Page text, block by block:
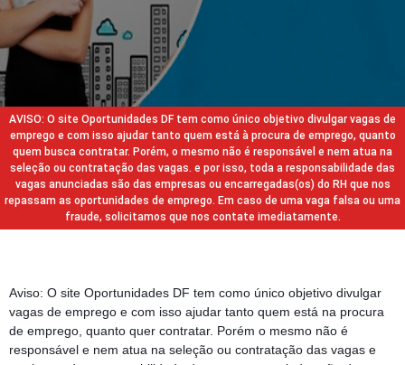
AVISO: O site Oportunidades DF tem como único objetivo divulgar vagas de
emprego e com isso ajudar tanto quem está à procura de emprego, quanto
quem busca contratar. Porém, o mesmo não é responsável e nem atua na
seleção ou contratação das vagas. e por isso, toda a responsabilidade das
vagas anunciadas são das empresas ou encarregadas(os) do RH que nos
repassam as oportunidades de emprego. Em caso de uma vaga falsa ou uma
fraude, solicitamos que nos contate imediatamente.
Aviso: O site Oportunidades DF tem como único objetivo divulgar
vagas de emprego e com isso ajudar tanto quem está na procura
de emprego, quanto quer contratar. Porém o mesmo não é
responsável e nem atua na seleção ou contratação das vagas e